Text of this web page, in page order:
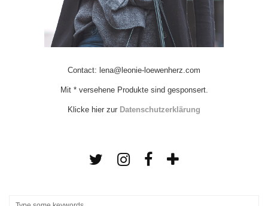
Contact: lena@leonie-loewenherz.com
Mit * versehene Produkte sind gesponsert.
Klicke hier zur Datenschutzerklärung